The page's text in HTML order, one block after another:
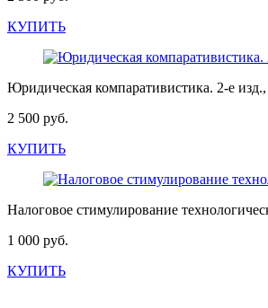
КУПИТЬ
Юридическая компаративистика. 2-е
2 500 руб.
КУПИТЬ
Налоговое стимулирование
1 000 руб.
КУПИТЬ